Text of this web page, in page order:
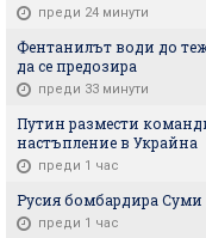
преди 24 минути
Фентанилът води до
да се предозира
преди 33 минути
Путин размести
настъпление в Украйна
преди 1 час
Русия бомбардира Суми
преди 1 час